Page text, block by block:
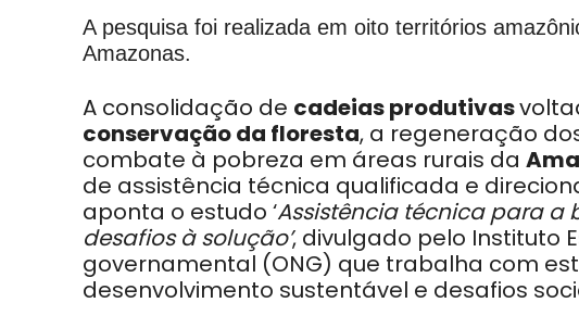
A pesquisa foi realizada em oito territórios
Amazonas.
A consolidação de cadeias produtivas
conservação da floresta, a regeneração
combate à pobreza em áreas rurais da
de assistência técnica qualificada e
aponta o estudo ‘Assistência técnica para a
desafios à solução’, divulgado pelo Instituto
governamental (ONG) que trabalha com
desenvolvimento sustentável e desafios